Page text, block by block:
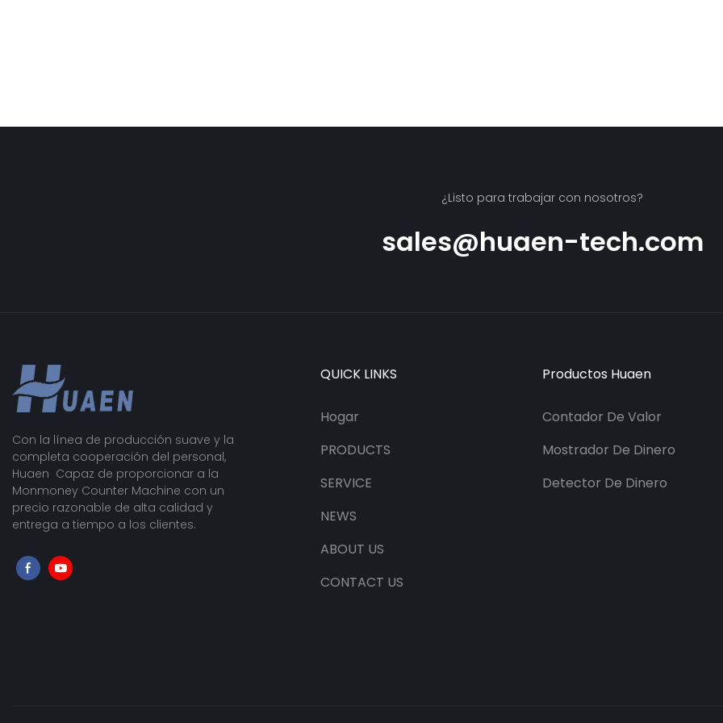
¿Listo para trabajar con nosotros?
sales@huaen-tech.com
Con la línea de producción suave y la
completa cooperación del personal,
Huaen Capaz de proporcionar a la
Monmoney Counter Machine con un
precio razonable de alta calidad y
entrega a tiempo a los clientes.
QUICK LINKS
Hogar
PRODUCTS
SERVICE
NEWS
ABOUT US
CONTACT US
Productos Huaen
Contador De Valor
Mostrador De Dinero
Detector De Dinero